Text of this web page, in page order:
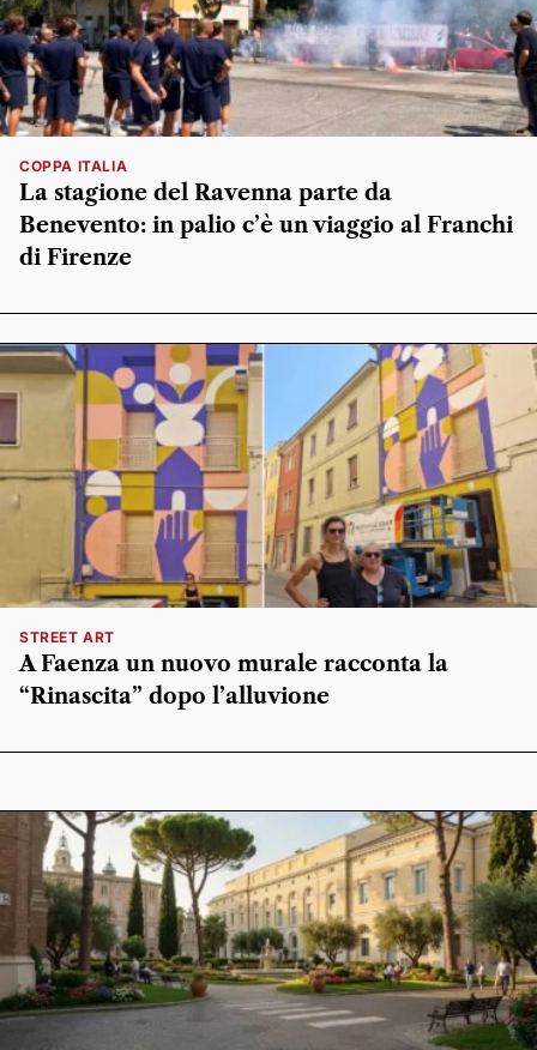
COPPA ITALIA
La stagione del Ravenna parte da
Benevento: in palio c’è un viaggio al Franchi
di Firenze
STREET ART
A Faenza un nuovo murale racconta la
“Rinascita” dopo l’alluvione